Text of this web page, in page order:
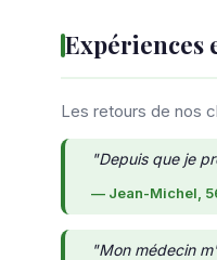
Expériences
Les retours de nos
"Depuis que je
— Jean-Michel,
"Mon médecin